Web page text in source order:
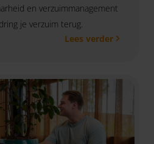
en verzuimmanagement
je verzuim terug.
Lees verder